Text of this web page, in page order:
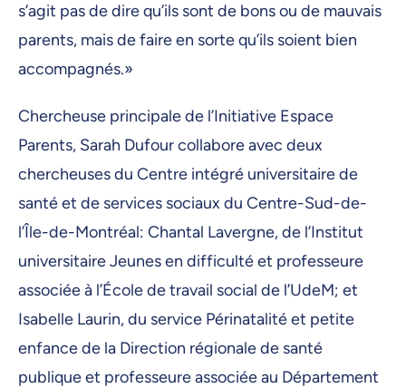
s’agit pas de dire qu’ils sont de bons ou de mauvais
parents, mais de faire en sorte qu’ils soient bien
accompagnés.»
Chercheuse principale de l’Initiative Espace
Parents, Sarah Dufour collabore avec deux
chercheuses du Centre intégré universitaire de
santé et de services sociaux du Centre-Sud-de-
l’Île-de-Montréal: Chantal Lavergne, de l’Institut
universitaire Jeunes en difficulté et professeure
associée à l’École de travail social de l’UdeM; et
Isabelle Laurin, du service Périnatalité et petite
enfance de la Direction régionale de santé
publique et professeure associée au Département